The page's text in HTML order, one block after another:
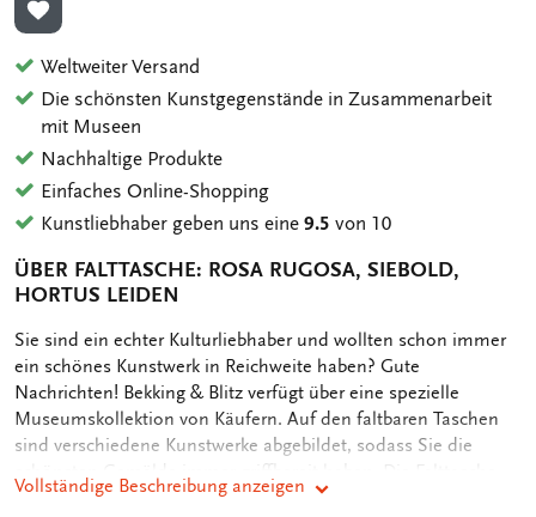
ZUR WUNSCHLISTE HINZUFÜGEN
Weltweiter Versand
Die schönsten Kunstgegenstände in Zusammenarbeit
mit Museen
Nachhaltige Produkte
Einfaches Online-Shopping
Kunstliebhaber geben uns eine9.5 von 10
ÜBER FALTTASCHE: ROSA RUGOSA, SIEBOLD,
HORTUS LEIDEN
OMSCHRIJVING
Sie sind ein echter Kulturliebhaber und wollten schon immer
ein schönes Kunstwerk in Reichweite haben? Gute
Nachrichten! Bekking & Blitz verfügt über eine spezielle
Museumskollektion von Käufern. Auf den faltbaren Taschen
sind verschiedene Kunstwerke abgebildet, sodass Sie die
schönsten Gemälde immer griffbereit haben. Die Falttasche
von Bekking & Blitz wiegt nur 72 Gramm und ist faltbar, sodass
Vollständige Beschreibung anzeigen